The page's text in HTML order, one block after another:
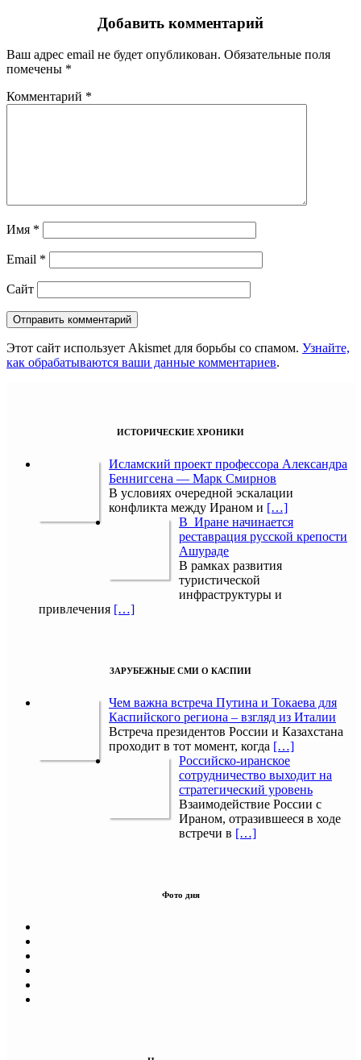
Добавить комментарий
Ваш адрес email не будет опубликован. Обязательные поля
помечены *
Комментарий *
Имя *
Email *
Сайт
Этот сайт использует Akismet для борьбы со спамом. Узнайте,
как обрабатываются ваши данные комментариев.
ИСТОРИЧЕСКИЕ ХРОНИКИ
Исламский проект профессора Александра
Беннигсена — Марк Смирнов
В условиях очередной эскалации
конфликта между Ираном и […]
В Иране начинается
реставрация русской крепости
Ашураде
В рамках развития
туристической
инфраструктуры и
привлечения […]
ЗАРУБЕЖНЫЕ СМИ О КАСПИИ
Чем важна встреча Путина и Токаева для
Каспийского региона – взгляд из Италии
Встреча президентов России и Казахстана
проходит в тот момент, когда […]
Российско-иранское
сотрудничество выходит на
стратегический уровень
Взаимодействие России с
Ираном, отразившееся в ходе
встречи в […]
Фото дня